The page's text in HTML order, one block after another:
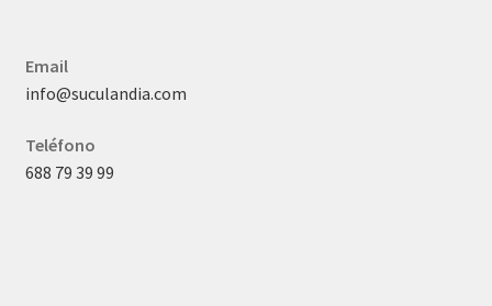
Email
info@suculandia.com
Teléfono
688 79 39 99